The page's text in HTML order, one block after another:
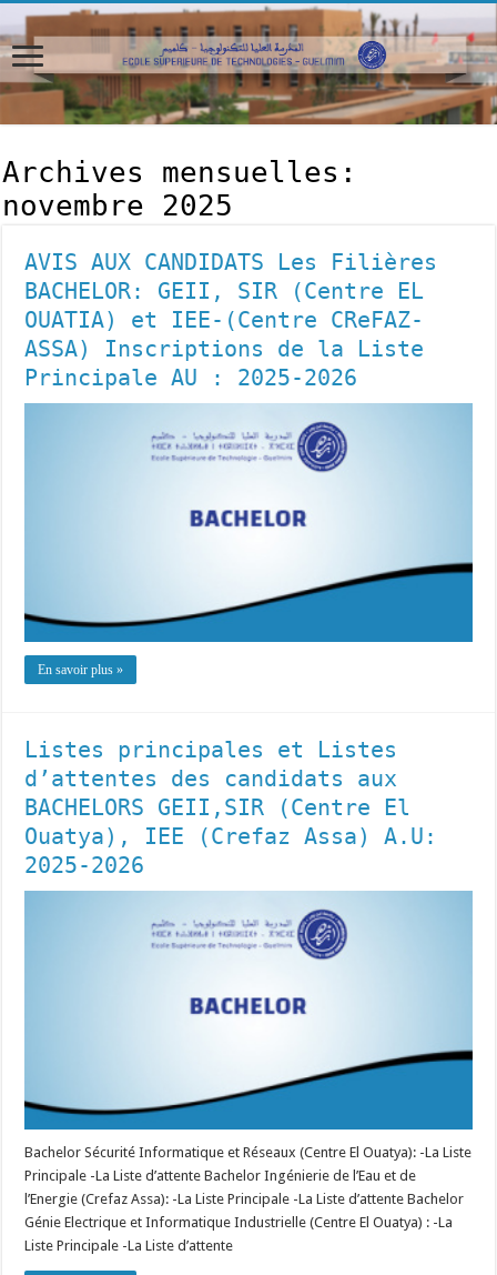
Archives mensuelles:
novembre 2025
AVIS AUX CANDIDATS Les Filières
BACHELOR: GEII, SIR (Centre EL
OUATIA) et IEE-(Centre CReFAZ-
ASSA) Inscriptions de la Liste
Principale AU : 2025-2026
En savoir plus »
Listes principales et Listes
d’attentes des candidats aux
BACHELORS GEII,SIR (Centre El
Ouatya), IEE (Crefaz Assa) A.U:
2025-2026
Bachelor Sécurité Informatique et Réseaux (Centre El Ouatya): -La Liste
Principale -La Liste d’attente Bachelor Ingénierie de l’Eau et de
l’Energie (Crefaz Assa): -La Liste Principale -La Liste d’attente Bachelor
Génie Electrique et Informatique Industrielle (Centre El Ouatya) : -La
Liste Principale -La Liste d’attente